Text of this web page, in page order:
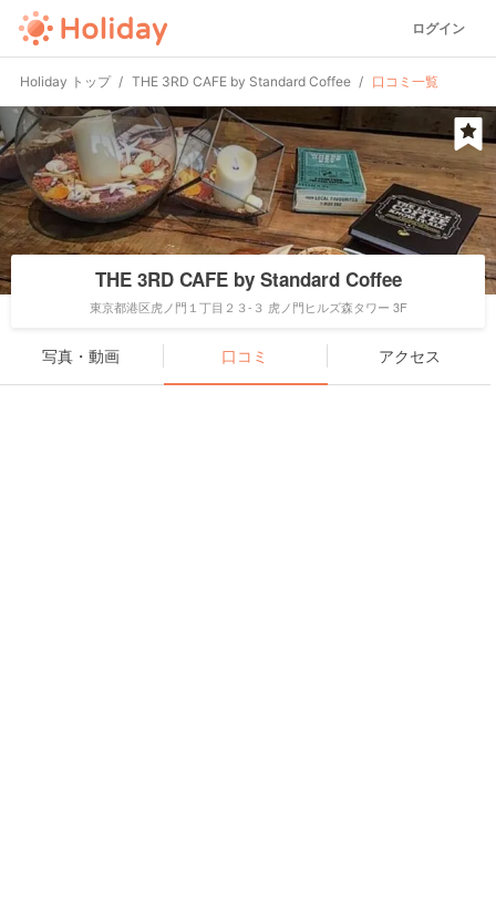
ログイン
Holiday トップ THE 3RD CAFE by Standard Coffee 口コミ一覧
THE 3RD CAFE by Standard Coffee
東京都港区虎ノ門１丁目２３-３ 虎ノ門ヒルズ森タワー 3F
写真・動画 口コミ アクセス